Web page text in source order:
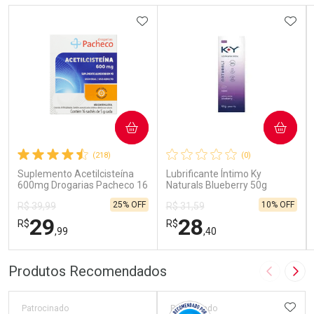
(218)
Suplemento Acetilcisteína
600mg Drogarias Pacheco 16
R$ 39,99
R$29,99
25% OFF
ADICIONAR AOS FAVORITOS
COMPRAR
FECHAR
FECHAR
Por Menos
(0)
Lubrificante Íntimo Ky
Naturals Blueberry 50g
R$ 31,59
R$28,40
10% OFF
COMPRAR
Por Menos
Produtos Recomendados Imagem
Patrocinado Patrocinado